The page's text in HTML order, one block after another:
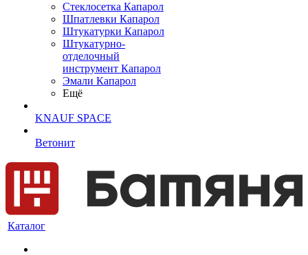
Cтеклосетка Капарол
Шпатлевки Капарол
Штукатурки Капарол
Штукатурно-
отделочный
инструмент Капарол
Эмали Капарол
Ещё
KNAUF SPACE
Ветонит
Каталог